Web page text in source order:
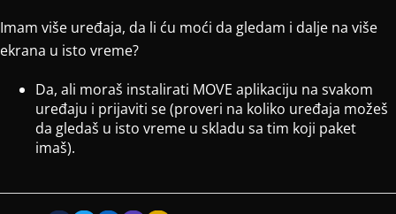
Imam više uređaja, da li ću moći da gledam i dalje na više
ekrana u isto vreme?
Da, ali moraš instalirati MOVE aplikaciju na svakom
uređaju i prijaviti se (proveri na koliko uređaja možeš
da gledaš u isto vreme u skladu sa tim koji paket
imaš).